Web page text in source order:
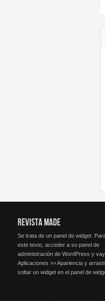
REVISTA MADE
Se trata de un panel de widget.
este texto, acceder a su panel de
administración de WordPress y
Aplicaciones >> Apariencia y
soltar un widget en el panel de